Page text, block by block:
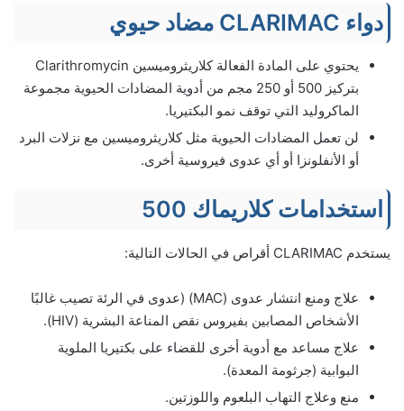
دواء CLARIMAC مضاد حيوي
يحتوي على المادة الفعالة كلاريثروميسين Clarithromycin
بتركيز 500 أو 250 مجم من أدوية المضادات الحيوية مجموعة
الماكروليد التي توقف نمو البكتيريا.
لن تعمل المضادات الحيوية مثل كلاريثروميسين مع نزلات البرد
أو الأنفلونزا أو أي عدوى فيروسية أخرى.
استخدامات كلاريماك 500
يستخدم CLARIMAC أقراص في الحالات التالية:
علاج ومنع انتشار عدوى (MAC) (عدوى في الرئة تصيب غالبًا
الأشخاص المصابين بفيروس نقص المناعة البشرية (HIV).
علاج مساعد مع أدوية أخرى للقضاء على بكتيريا الملوية
البوابية (جرثومة المعدة).
منع وعلاج التهاب البلعوم واللوزتين.